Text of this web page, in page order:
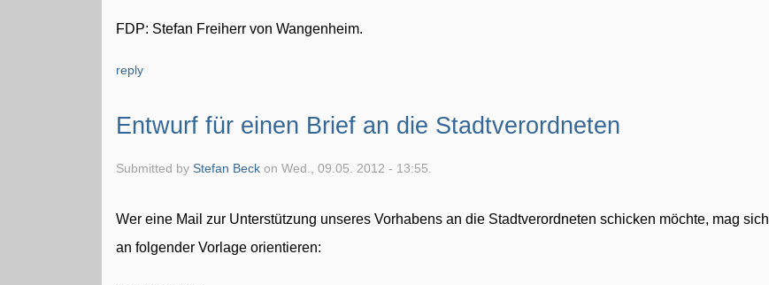
FDP: Stefan Freiherr von Wangenheim.
reply
Entwurf für einen Brief an die Stadtverordneten
Submitted byStefan Beck on Wed., 09.05. 2012 - 13:55.
Wer eine Mail zur Unterstützung unseres Vorhabens an die Stadtverordneten schicken möchte, mag sich
an folgender Vorlage orientieren: